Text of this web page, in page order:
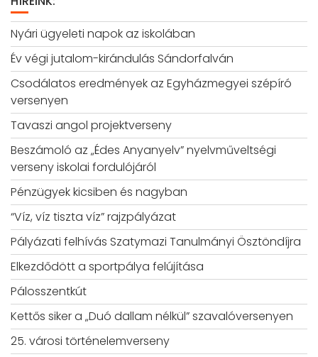
Nyári ügyeleti napok az iskolában
Év végi jutalom-kirándulás Sándorfalván
Csodálatos eredmények az Egyházmegyei szépíró
versenyen
Tavaszi angol projektverseny
Beszámoló az „Édes Anyanyelv” nyelvműveltségi
verseny iskolai fordulójáról
Pénzügyek kicsiben és nagyban
“Víz, víz tiszta víz” rajzpályázat
Pályázati felhívás Szatymazi Tanulmányi Ösztöndíjra
Elkezdődött a sportpálya felújítása
Pálosszentkút
Kettős siker a „Duó dallam nélkül” szavalóversenyen
25. városi történelemverseny